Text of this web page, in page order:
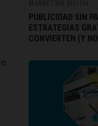
PUBLICIDAD SIN
ESTRATEGIAS
CONVIERTEN (Y